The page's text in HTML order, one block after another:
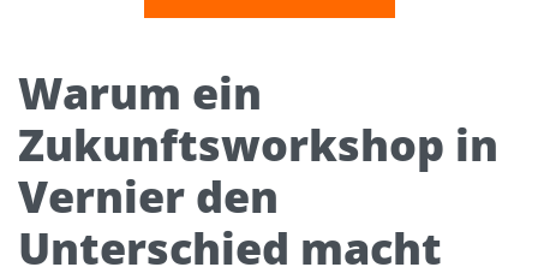
Warum ein
Zukunftsworkshop in
Vernier den
Unterschied macht